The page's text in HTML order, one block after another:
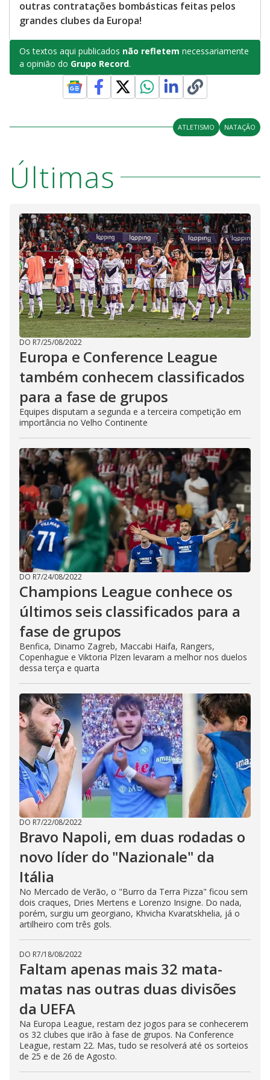
outras contratações bombásticas feitas pelos
grandes clubes da Europa!
Os textos aqui publicados não refletem necessariamente
a opinião do Grupo Record.
ATLETISMO NATAÇÃO
Últimas
DO R7/25/08/2022
Europa e Conference League
também conhecem classificados
para a fase de grupos
Equipes disputam a segunda e a terceira competição em
importância no Velho Continente
DO R7/24/08/2022
Champions League conhece os
últimos seis classificados para a
fase de grupos
Benfica, Dinamo Zagreb, Maccabi Haifa, Rangers,
Copenhague e Viktoria Plzen levaram a melhor nos duelos
dessa terça e quarta
DO R7/22/08/2022
Bravo Napoli, em duas rodadas o
novo líder do "Nazionale" da
Itália
No Mercado de Verão, o "Burro da Terra Pizza" ficou sem
dois craques, Dries Mertens e Lorenzo Insigne. Do nada,
porém, surgiu um georgiano, Khvicha Kvaratskhelia, já o
artilheiro com três gols.
DO R7/18/08/2022
Faltam apenas mais 32 mata-
matas nas outras duas divisões
da UEFA
Na Europa League, restam dez jogos para se conhecerem
os 32 clubes que irão à fase de grupos. Na Conference
League, restam 22. Mas, tudo se resolverá até os sorteios
de 25 e de 26 de Agosto.